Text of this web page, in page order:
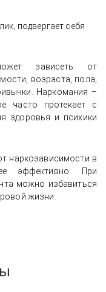
подвергает себя
зависеть от
возраста, пола,
Наркомания –
часто протекает с
здоровья и психики
наркозависимости в
эффективно. При
можно избавиться
жизни.